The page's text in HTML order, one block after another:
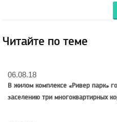
Читайте по теме
06.08.18
В жилом комплексе «Ривер парк»
заселению три многоквартирных